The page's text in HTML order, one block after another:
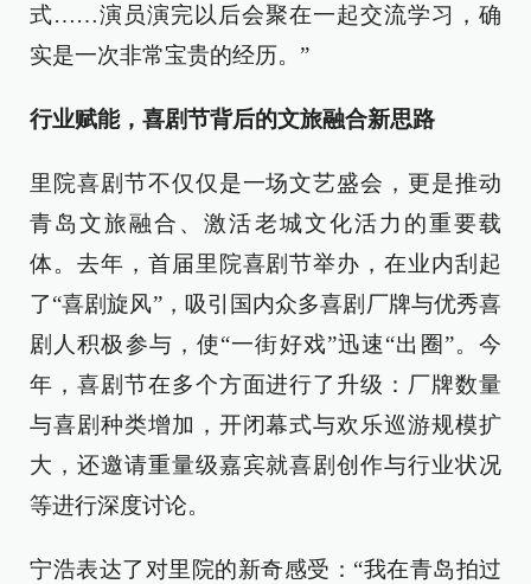
式……演员演完以后会聚在一起交流学习，确
实是一次非常宝贵的经历。”
行业赋能，喜剧节背后的文旅融合新思路
里院喜剧节不仅仅是一场文艺盛会，更是推动
青岛文旅融合、激活老城文化活力的重要载
体。去年，首届里院喜剧节举办，在业内刮起
了“喜剧旋风”，吸引国内众多喜剧厂牌与优秀喜
剧人积极参与，使“一街好戏”迅速“出圈”。今
年，喜剧节在多个方面进行了升级：厂牌数量
与喜剧种类增加，开闭幕式与欢乐巡游规模扩
大，还邀请重量级嘉宾就喜剧创作与行业状况
等进行深度讨论。
宁浩表达了对里院的新奇感受：“我在青岛拍过